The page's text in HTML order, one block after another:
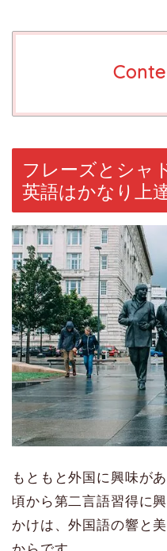
フレーズとシャ
英語はかなり上
もともと外国に興味が
頃から第二言語習得に
かけは、外国語の響と